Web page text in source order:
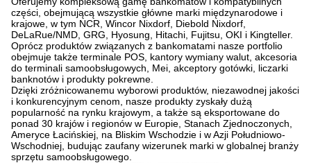
części, obejmującą wszystkie główne marki międzynarodowe i
krajowe, w tym NCR, Wincor Nixdorf, Diebold Nixdorf,
DeLaRue/NMD, GRG, Hyosung, Hitachi, Fujitsu, OKI i Kingteller.
Oprócz produktów związanych z bankomatami nasze portfolio
obejmuje także terminale POS, kantory wymiany walut, akcesoria
do terminali samoobsługowych, Mei, akceptory gotówki, liczarki
banknotów i produkty pokrewne.
Dzięki zróżnicowanemu wyborowi produktów, niezawodnej jakości
i konkurencyjnym cenom, nasze produkty zyskały dużą
popularność na rynku krajowym, a także są eksportowane do
ponad 30 krajów i regionów w Europie, Stanach Zjednoczonych,
Ameryce Łacińskiej, na Bliskim Wschodzie i w Azji Południowo-
Wschodniej, budując zaufany wizerunek marki w globalnej branży
sprzętu samoobsługowego.